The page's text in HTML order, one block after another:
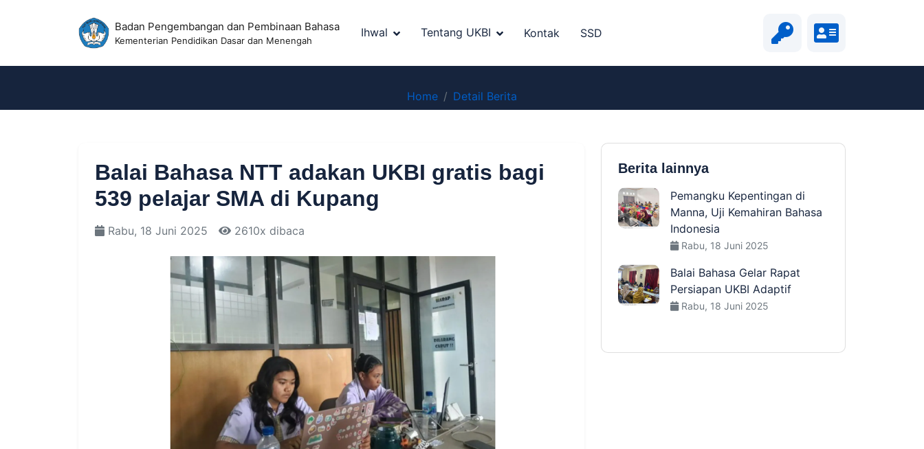
Badan Pengembangan dan Pembinaan Bahasa
Kementerian Pendidikan Dasar dan Menengah
Ihwal Tentang UKBI Kontak SSD
Home Detail Berita
Balai Bahasa NTT adakan UKBI gratis bagi
539 pelajar SMA di Kupang
Rabu, 18 Juni 2025 2610x dibaca
Berita lainnya
Pemangku Kepentingan di
Manna, Uji Kemahiran Bahasa
Indonesia
Rabu, 18 Juni 2025
Balai Bahasa Gelar Rapat
Persiapan UKBI Adaptif
Rabu, 18 Juni 2025